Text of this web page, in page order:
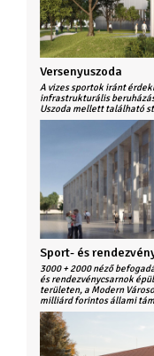
Versenyuszoda
A vizes sportok iránt
infrastrukturális
Uszoda mellett található
Sport- és
3000 + 2000 néző
és rendezvénycsarnok
területen, a Modern
milliárd forintos állami